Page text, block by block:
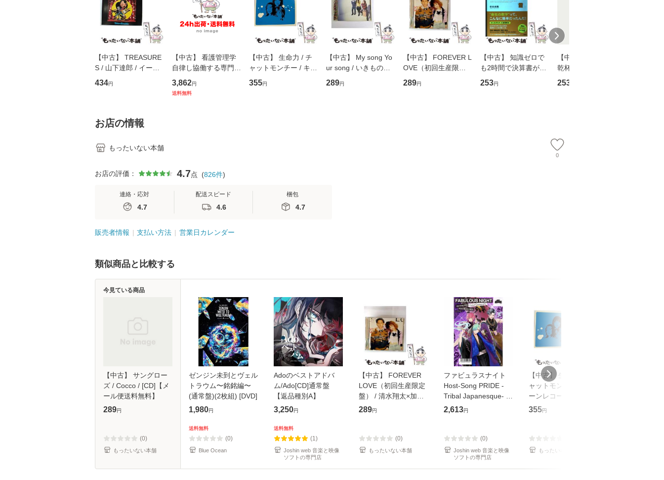
【中古】 TREASURE
S / 山下達郎 / イース
トウエスト・ジャパン
[CD]【メール便送料無
434円
【中古】 看護管理学
自律し協働する専門職
の看護マネジメントス
キル 改訂第3版 (看護
3,862円
送料無料
【中古】 生命力 / チ
ャットモンチー / キュ
ーンレコード [CD]
【メール便送料無料】
355円
【中古】 My song Yo
ur song / いきものが
かり / [CD]【メール便
送料無料】
289円
【中古】 FOREVER L
OVE（初回生産限定
盤） / 清水翔太×加藤
ミリヤ / [CD]【メール
289円
【中古】 知識ゼロで
も2時間で決算書が読
めるようになる！ 会
計超入門！ / 佐伯 良
253円
【中古】 ウインクで
乾杯 (ノン・ポシェッ
ト) / 東野圭吾 / 祥伝
253
お店の情報
もったいない本舗
0
お店の評価： 4.7点 (826件)
連絡・応対
4.7
配送スピード
4.6
梱包
4.7
販売者情報 支払い方法 営業日カレンダー
類似商品と比較する
【中古】 サングロー
ズ / Cocco / [CD]【メ
ール便送料無料】
289円
(0)
もったいない本舗
今見ている商品
ゼンジン未到とヴェル
トラウム〜銘銘編〜
(通常盤)(2枚組) [DVD]
1,980円
送料無料
(0)
Blue Ocean
Adoのベストアドバ
ム/Ado[CD]通常盤
【返品種別A】
3,250円
送料無料
(1)
Joshin web 音楽と映像
ソフトの専門店
【中古】 FOREVER
LOVE（初回生産限定
盤） / 清水翔太×加藤
ミリヤ / [CD]【メール
289円
(0)
もったいない本舗
ファビュラスナイト
Host-Song PRIDE -
Tribal Japanesque- ネ
オバサラ/皇麗夢(豊永
2,613円
(0)
Joshin web 音楽と映像
ソフトの専門店
【中古】 生命力 / チ
ャットモンチー / キュ
ーンレコード [CD]
【メール便送料無料】
355円
もったいない本舗